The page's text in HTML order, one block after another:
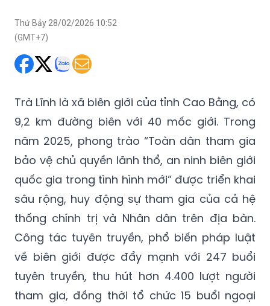
Thứ Bảy 28/02/2026 10:52
(GMT+7)
Trà Lĩnh là xã biên giới của tỉnh Cao Bằng, có
9,2 km đường biên với 40 mốc giới. Trong
năm 2025, phong trào “Toàn dân tham gia
bảo vệ chủ quyền lãnh thổ, an ninh biên giới
quốc gia trong tình hình mới” được triển khai
sâu rộng, huy động sự tham gia của cả hệ
thống chính trị và Nhân dân trên địa bàn.
Công tác tuyên truyền, phổ biến pháp luật
về biên giới được đẩy mạnh với 247 buổi
tuyên truyền, thu hút hơn 4.400 lượt người
tham gia, đồng thời tổ chức 15 buổi ngoại